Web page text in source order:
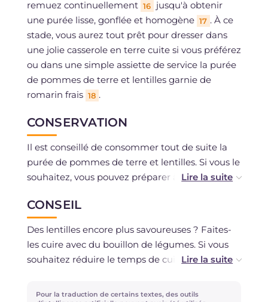
remuez continuellement 16
jusqu'à obtenir
une purée lisse, gonflée et homogène 17 . À ce
stade, vous aurez tout prêt pour dresser dans
une jolie casserole en terre cuite si vous préférez
ou dans une simple assiette de service la purée
de pommes de terre et lentilles garnie de
romarin frais 18 .
CONSERVATION
Il est conseillé de consommer tout de suite la
purée de pommes de terre et lentilles. Si vous le
souhaitez, vous pouvez préparer à l'avance,
avec la purée préparée au moment.
CONSEIL
Des lentilles encore plus savoureuses ? Faites-
les cuire avec du bouillon de légumes. Si vous
souhaitez réduire le temps de cuisson, il vous
une version plus savoureuse de la purée de
Pour la traduction de certains textes, des outils